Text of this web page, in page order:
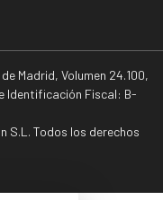
Madrid, Volumen 24.100,
Identificación Fiscal: B-
S.L. Todos los derechos